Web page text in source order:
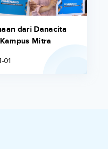
dari Danacita
Mitra
01